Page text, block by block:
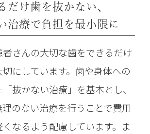
だけ歯を抜かない、
治療で負担を最小限に
さんの大切な歯をできるだけ
にしています。歯や身体への
抜かない治療」を基本とし、
のない治療を行うことで費用
なるよう配慮しています。ま